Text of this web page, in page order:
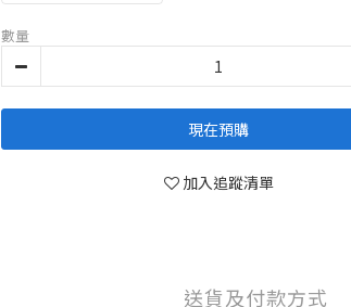
數量
現在預購
加入追蹤清單
送貨及付款方式